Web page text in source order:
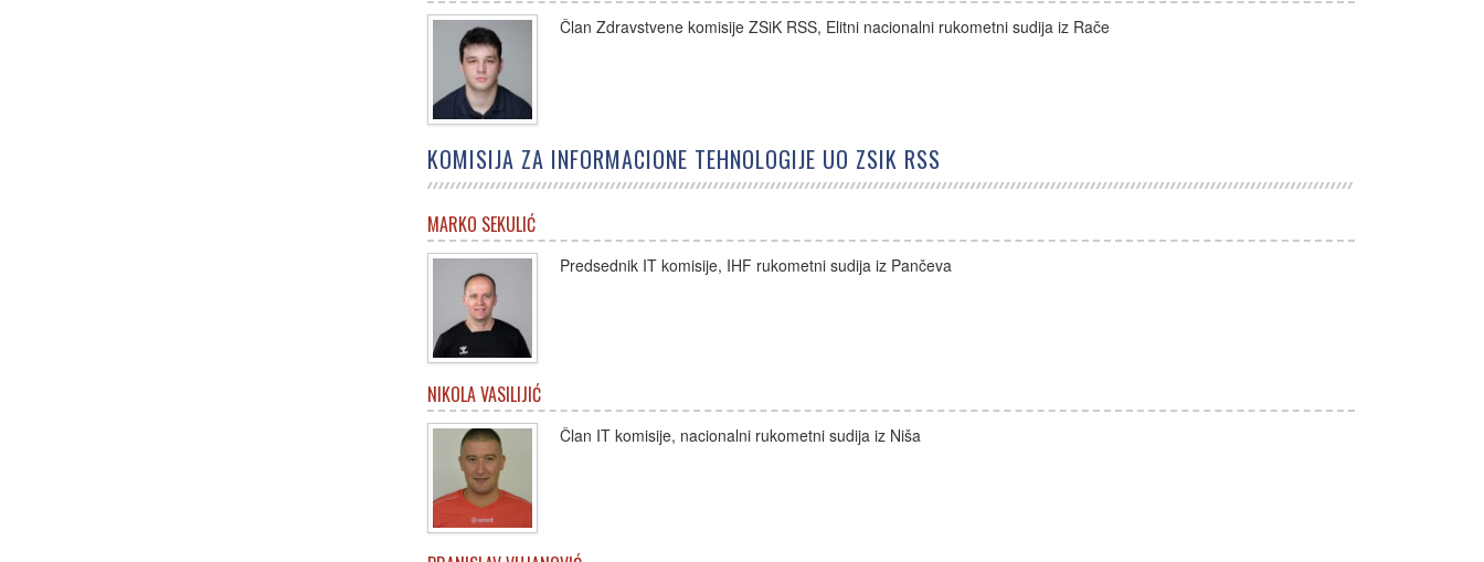
Član Zdravstvene komisije ZSiK RSS, Elitni nacionalni rukometni sudija iz Rače
KOMISIJA ZA INFORMACIONE TEHNOLOGIJE UO ZSIK RSS
MARKO SEKULIĆ
Predsednik IT komisije, IHF rukometni sudija iz Pančeva
NIKOLA VASILIJIĆ
Član IT komisije, nacionalni rukometni sudija iz Niša